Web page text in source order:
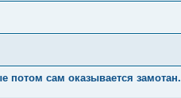
потом сам оказывается замотан.